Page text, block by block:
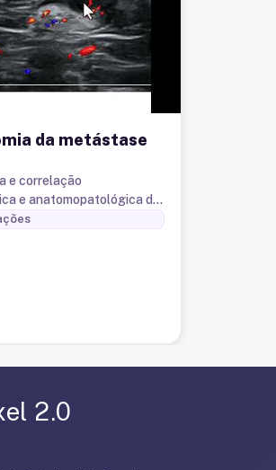
da metástase
e correlação
e anatomopatológica da
axilar do câncer de
2.0